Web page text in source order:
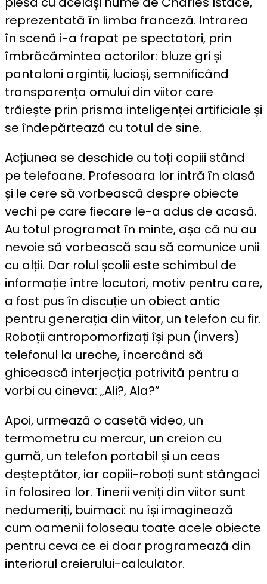
reprezentată în limba franceză. Intrarea
în scenă i-a frapat pe spectatori, prin
îmbrăcămintea actorilor: bluze gri și
pantaloni argintii, lucioși, semnificând
transparența omului din viitor care
trăiește prin prisma inteligenței artificiale și
se îndepărtează cu totul de sine.
Acțiunea se deschide cu toți copiii stând
pe telefoane. Profesoara lor intră în clasă
și le cere să vorbească despre obiecte
vechi pe care fiecare le-a adus de acasă.
Au totul programat în minte, așa că nu au
nevoie să vorbească sau să comunice unii
cu alții. Dar rolul școlii este schimbul de
informație între locutori, motiv pentru care,
a fost pus în discuție un obiect antic
pentru generația din viitor, un telefon cu fir.
Roboții antropomorfizați își pun (invers)
telefonul la ureche, încercând să
ghicească interjecția potrivită pentru a
vorbi cu cineva: „Ali?, Ala?”
Apoi, urmează o casetă video, un
termometru cu mercur, un creion cu
gumă, un telefon portabil și un ceas
deșteptător, iar copiii-roboți sunt stângaci
în folosirea lor. Tinerii veniți din viitor sunt
nedumeriți, buimaci: nu își imaginează
cum oamenii foloseau toate acele obiecte
pentru ceva ce ei doar programează din
interiorul creierului-calculator.